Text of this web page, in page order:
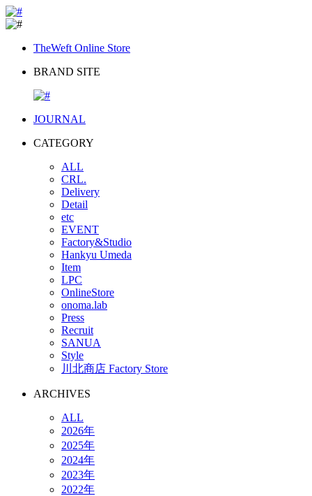
TheWeft Online Store
BRAND SITE
JOURNAL
CATEGORY
ALL
CRL.
Delivery
Detail
etc
EVENT
Factory&Studio
Hankyu Umeda
Item
LPC
OnlineStore
onoma.lab
Press
Recruit
SANUA
Style
川北商店 Factory Store
ARCHIVES
ALL
2026年
2025年
2024年
2023年
2022年